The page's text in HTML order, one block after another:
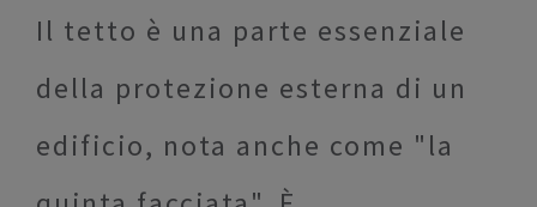
Il tetto è una parte essenziale
della protezione esterna di un
edificio, nota anche come "la